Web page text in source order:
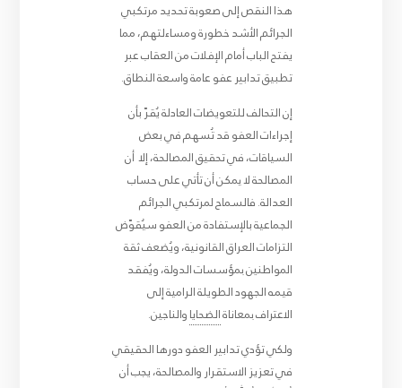
هذا النقص إلى صعوبة تحديد مرتكبي
الجرائم الأشد خطورة ومساءلتهم، مما
يفتح الباب أمام الإفلات من العقاب عبر
تطبيق تدابير عفو عامة واسعة النطاق.
إن التحالف للتعويضات العادلة يُقرّ بأن
إجراءات العفو قد تُسهم في بعض
السياقات، في تحقيق المصالحة، إلا أن
المصالحة لا يمكن أن تأتي على حساب
العدالة. فالسماح لمرتكبي الجرائم
الجماعية بالإستفادة من العفو سيُقوّض
التزامات العراق القانونية، ويُضعف ثقة
المواطنين بمؤسسات الدولة، ويُفقد
قيمه الجهود الطويلة الرامية إلى
الاعتراف بمعاناةالضحاياوالناجين.
ولكي تؤدي تدابير العفو دورها الحقيقي
في تعزيز الاستقرار والمصالحة، يجب أن